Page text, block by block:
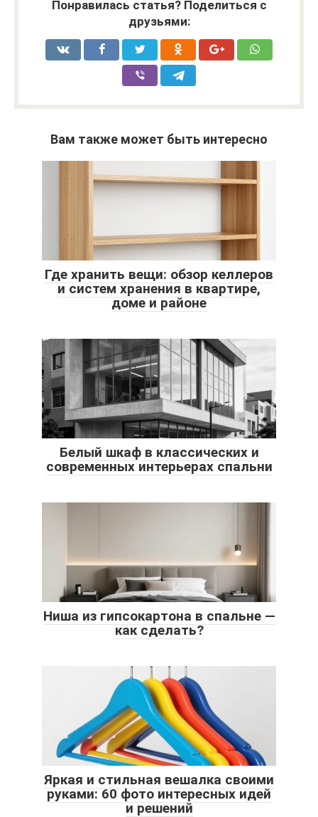
Понравилась статья? Поделиться с
друзьями:
Вам также может быть интересно
Где хранить вещи: обзор келлеров
и систем хранения в квартире,
доме и районе
Белый шкаф в классических и
современных интерьерах спальни
Ниша из гипсокартона в спальне —
как сделать?
Яркая и стильная вешалка своими
руками: 60 фото интересных идей
и решений